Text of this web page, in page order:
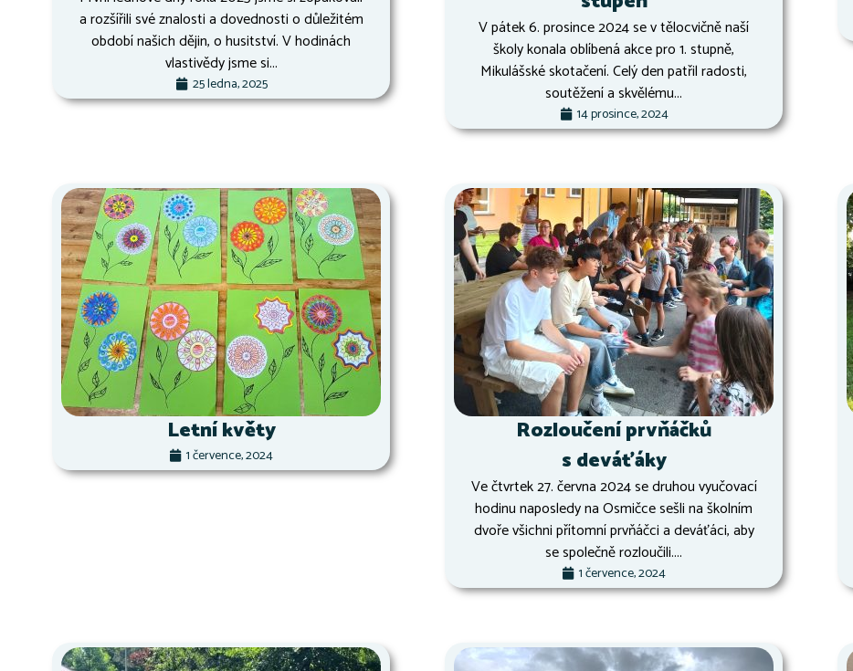
a rozšířili své znalosti a dovednosti o důležitém
období našich dějin, o husitství. V hodinách
vlastivědy jsme si...
25 ledna, 2025
V pátek 6. prosince 2024 se v tělocvičně naší
školy konala oblíbená akce pro 1. stupně,
Mikulášské skotačení. Celý den patřil radosti,
soutěžení a skvělému...
14 prosince, 2024
Letní květy
1 července, 2024
Rozloučení prvňáčků
s deváťáky
Ve čtvrtek 27. června 2024 se druhou vyučovací
hodinu naposledy na Osmičce sešli na školním
dvoře všichni přítomní prvňáčci a deváťáci, aby
se společně rozloučili....
1 července, 2024